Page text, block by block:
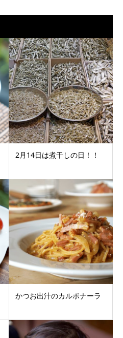
2月14日は煮干しの日！！
かつお出汁のカルボナーラ